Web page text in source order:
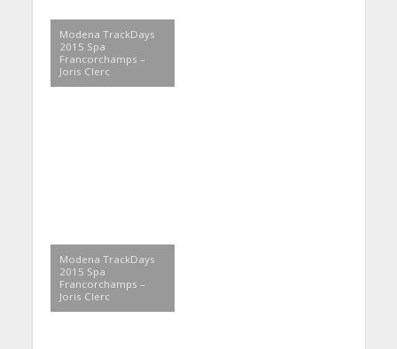
Modena TrackDays
2015 Spa
Francorchamps –
Joris Clerc
Modena TrackDays
2015 Spa
Francorchamps –
Joris Clerc